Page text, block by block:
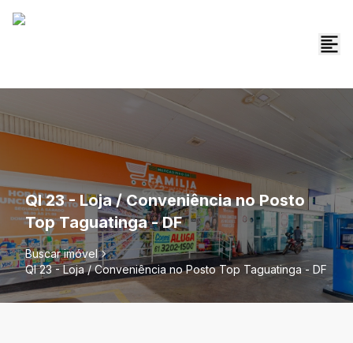
QI 23 - Loja / Conveniência no Posto
Top Taguatinga - DF
Buscar imóvel
QI 23 - Loja / Conveniência no Posto Top Taguatinga - DF